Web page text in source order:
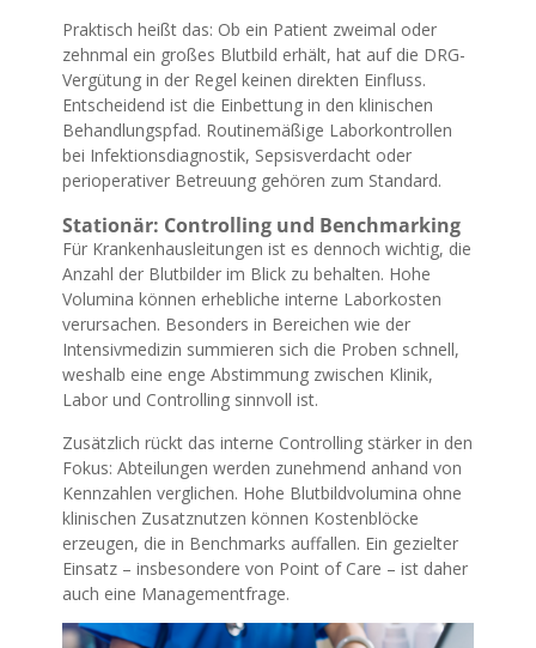
Praktisch heißt das: Ob ein Patient zweimal oder
zehnmal ein großes Blutbild erhält, hat auf die DRG-
Vergütung in der Regel keinen direkten Einfluss.
Entscheidend ist die Einbettung in den klinischen
Behandlungspfad. Routinemäßige Laborkontrollen
bei Infektionsdiagnostik, Sepsisverdacht oder
perioperativer Betreuung gehören zum Standard.
Stationär: Controlling und Benchmarking
Für Krankenhausleitungen ist es dennoch wichtig, die
Anzahl der Blutbilder im Blick zu behalten. Hohe
Volumina können erhebliche interne Laborkosten
verursachen. Besonders in Bereichen wie der
Intensivmedizin summieren sich die Proben schnell,
weshalb eine enge Abstimmung zwischen Klinik,
Labor und Controlling sinnvoll ist.
Zusätzlich rückt das interne Controlling stärker in den
Fokus: Abteilungen werden zunehmend anhand von
Kennzahlen verglichen. Hohe Blutbildvolumina ohne
klinischen Zusatznutzen können Kostenblöcke
erzeugen, die in Benchmarks auffallen. Ein gezielter
Einsatz – insbesondere von Point of Care – ist daher
auch eine Managementfrage.